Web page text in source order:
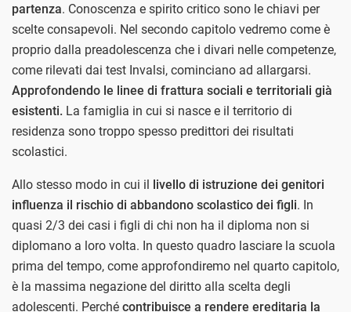
partenza. Conoscenza e spirito critico sono le chiavi per
scelte consapevoli. Nel secondo capitolo vedremo come è
proprio dalla preadolescenza che i divari nelle competenze,
come rilevati dai test Invalsi, cominciano ad allargarsi.
Approfondendo le linee di frattura sociali e territoriali già
esistenti. La famiglia in cui si nasce e il territorio di
residenza sono troppo spesso predittori dei risultati
scolastici.
Allo stesso modo in cui il livello di istruzione dei genitori
influenza il rischio di abbandono scolastico dei figli. In
quasi 2/3 dei casi i figli di chi non ha il diploma non si
diplomano a loro volta. In questo quadro lasciare la scuola
prima del tempo, come approfondiremo nel quarto capitolo,
è la massima negazione del diritto alla scelta degli
adolescenti. Perché contribuisce a rendere ereditaria la